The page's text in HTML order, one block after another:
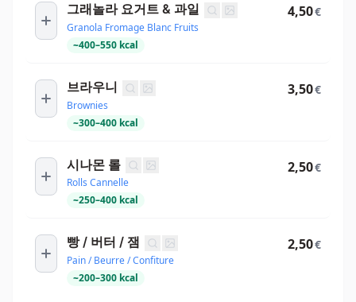
그래놀라 요거트 & 과일
Granola Fromage Blanc Fruits
~400–550 kcal
4,50€
브라우니
Brownies
~300–400 kcal
3,50€
시나몬 롤
Rolls Cannelle
~250–400 kcal
2,50€
빵 / 버터 / 잼
Pain / Beurre / Confiture
~200–300 kcal
2,50€